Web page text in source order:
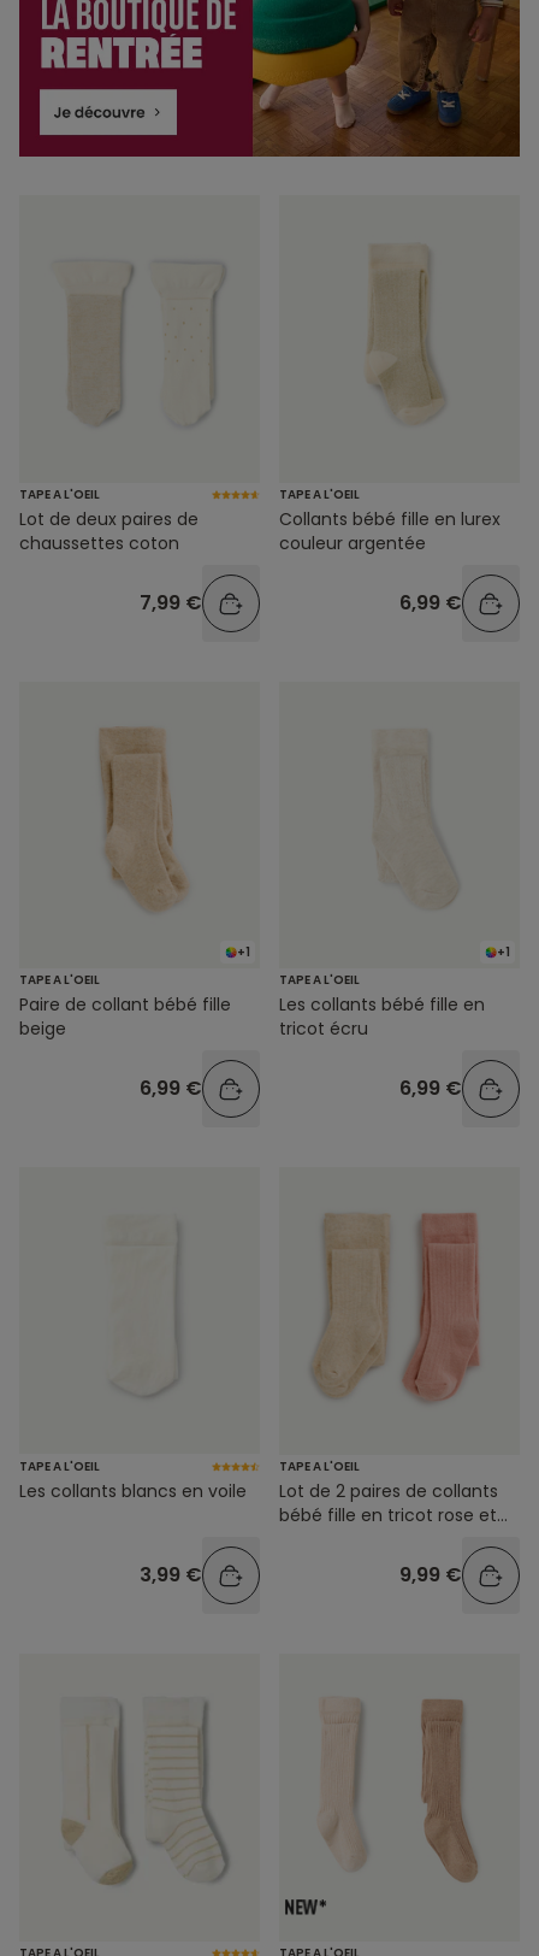
TAPE A L'OEIL
Lot de deux paires de
chaussettes coton
7,99 €
TAPE A L'OEIL
Collants bébé fille en lurex
couleur argentée
6,99 €
+1
TAPE A L'OEIL
Paire de collant bébé fille
beige
6,99 €
+1
TAPE A L'OEIL
Les collants bébé fille en
tricot écru
6,99 €
TAPE A L'OEIL
Les collants blancs en voile
3,99 €
TAPE A L'OEIL
Lot de 2 paires de collants
bébé fille en tricot rose et
9,99 €